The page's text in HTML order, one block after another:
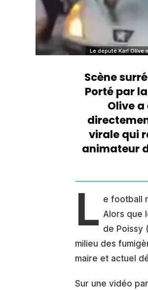
Le député Karl Olive
Scène
Porté par
Olive
virale qui
animateur
L e football
Alors que
de Poissy
milieu des
maire et actuel
Sur une vidéo